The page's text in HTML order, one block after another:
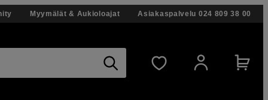
Myymälät & Aukioloajat Asiakaspalvelu 024 809 38 00